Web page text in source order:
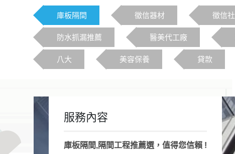
庫板隔間 徵信器材 徵信社
防水抓漏推薦 醫美代工廠
八大 美容保養 貸款
服務內容
庫板隔間,隔間工程推薦選，值得您信賴 !